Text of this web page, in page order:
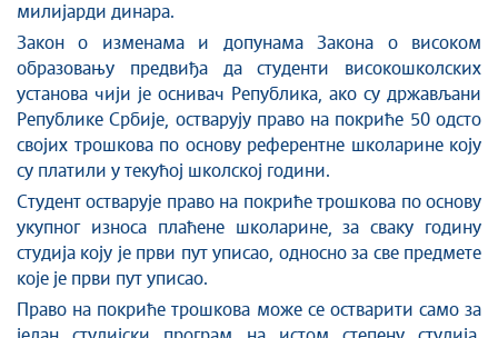
милијарди динара.
Закон о изменама и допунама Закона о високом
образовању предвиђа да студенти високошколских
установа чији је оснивач Република, ако су држављани
Републике Србије, остварују право на покриће 50 одсто
својих трошкова по основу референтне школарине коју
су платили у текућој школској години.
Студент остварује право на покриће трошкова по основу
укупног износа плаћене школарине, за сваку годину
студија коју је први пут уписао, односно за све предмете
које је први пут уписао.
Право на покриће трошкова може се остварити само за